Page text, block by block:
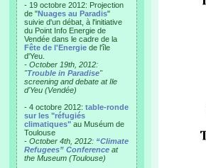
- 19 octobre 2012: Projection
de "Nuages au Paradis"
suivie d'un débat, à l'initiative
du Point Info Energie de
Vendée dans le cadre de la
Fête de l'Energie de l'île
d'Yeu.
- October 19th, 2012:
"Trouble in Paradise"
screening and debate at Ile
d'Yeu (Vendée)
- 4 octobre 2012: table-ronde
sur les "réfugiés
climatiques" au Muséum de
Toulouse
- October 4th, 2012: “Climate
Refugees” Conference at
the Museum (Toulouse)